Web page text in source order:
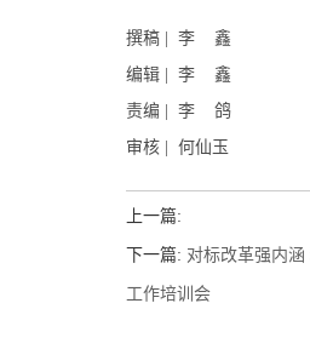
撰稿 | 李 鑫
编辑 | 李 鑫
责编 | 李 鸽
审核 | 何仙玉
上一篇:
下一篇: 对标改革强内
工作培训会